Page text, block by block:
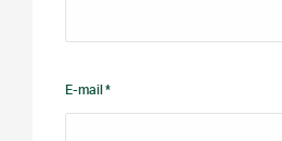
E-mail *